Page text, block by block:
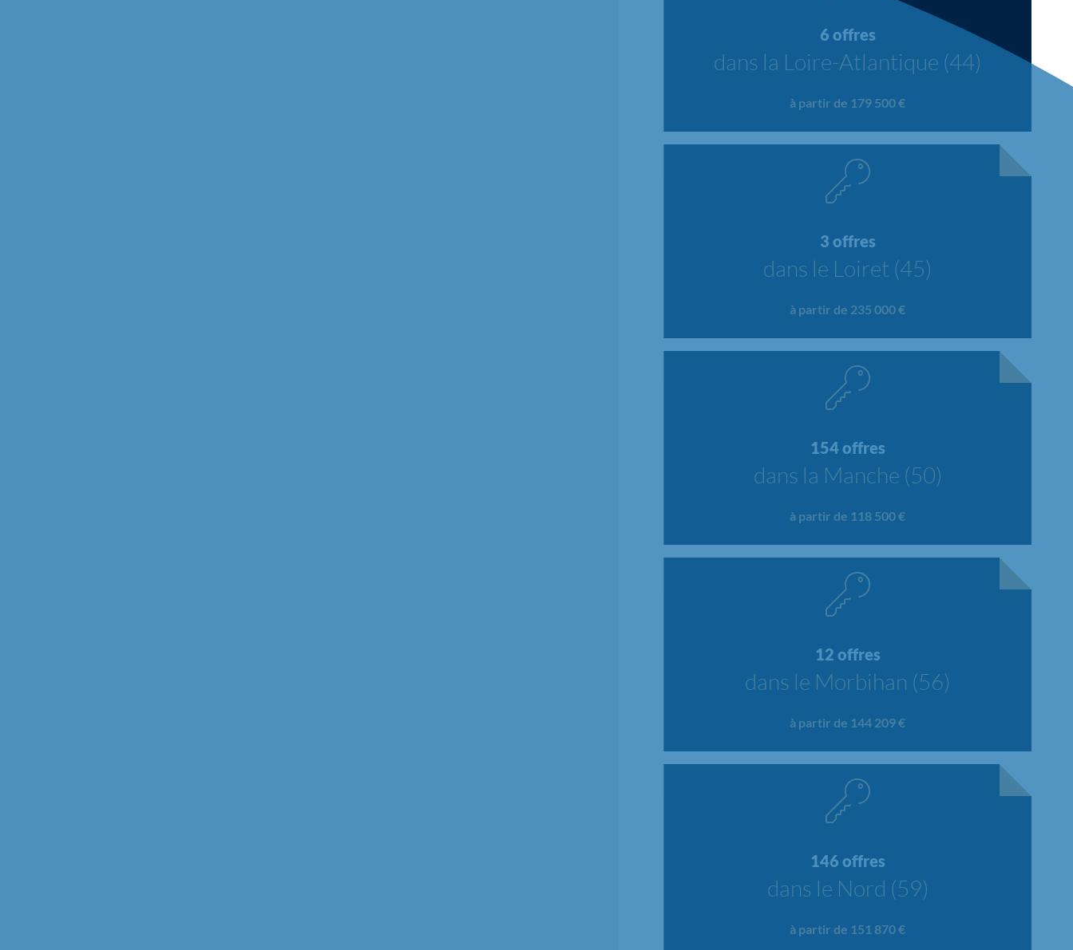
6 offres
dans la Loire-Atlantique (44)
à partir de 179 500 €
3 offres
dans le Loiret (45)
à partir de 235 000 €
154 offres
dans la Manche (50)
à partir de 118 500 €
12 offres
dans le Morbihan (56)
à partir de 144 209 €
146 offres
dans le Nord (59)
à partir de 151 870 €